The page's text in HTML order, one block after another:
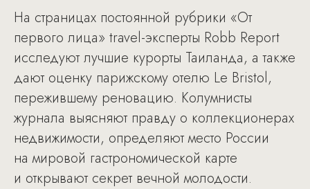
На страницах постоянной рубрики «От
первого лица» travel-эксперты Robb Report
исследуют лучшие курорты Таиланда, а также
дают оценку парижскому отелю Le Bristol,
пережившему реновацию. Колумнисты
журнала выясняют правду о коллекционерах
недвижимости, определяют место России
на мировой гастрономической карте
и открывают секрет вечной молодости.